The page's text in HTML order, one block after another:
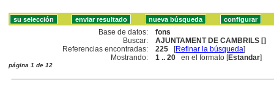
Base de datos:
fons
Buscar:
AJUNTAMENT DE CAMBRILS []
Referencias encontradas:
225 [Refinar la búsqueda]
Mostrando:
1 .. 20 en el formato [Estandar]
página 1 de 12